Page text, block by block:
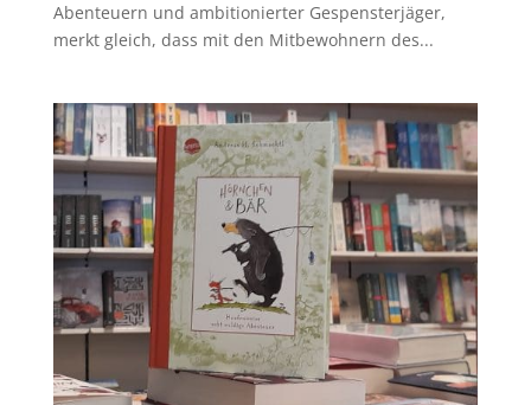
Abenteuern und ambitionierter Gespensterjäger,
merkt gleich, dass mit den Mitbewohnern des...